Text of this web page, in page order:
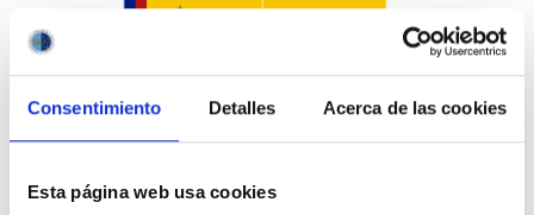
Consentimiento Detalles Acerca de las cookies
Esta página web usa cookies